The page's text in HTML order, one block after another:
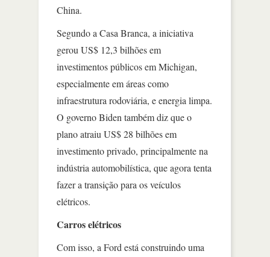
China.
Segundo a Casa Branca, a iniciativa
gerou US$ 12,3 bilhões em
investimentos públicos em Michigan,
especialmente em áreas como
infraestrutura rodoviária, e energia limpa.
O governo Biden também diz que o
plano atraiu US$ 28 bilhões em
investimento privado, principalmente na
indústria automobilística, que agora tenta
fazer a transição para os veículos
elétricos.
Carros elétricos
Com isso, a Ford está construindo uma